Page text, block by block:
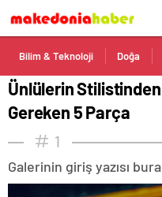
Bilim & Teknoloji Doğa
Ünlülerin
Gereken 5 Parça
1
Galerinin giriş yazısı